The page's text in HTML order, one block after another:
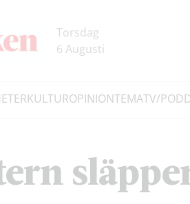
Torsdag
6 Augusti
KULTUROPINIONTEMATV/